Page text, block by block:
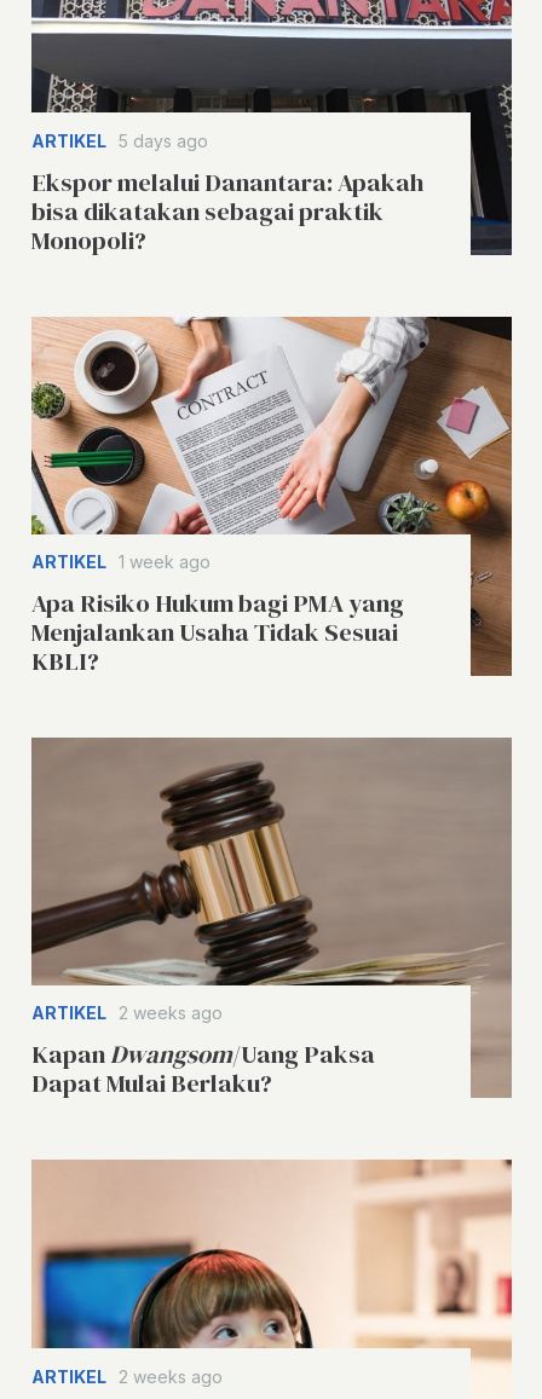
ARTIKEL 5 days ago
Ekspor melalui Danantara: Apakah
bisa dikatakan sebagai praktik
Monopoli?
ARTIKEL 1 week ago
Apa Risiko Hukum bagi PMA yang
Menjalankan Usaha Tidak Sesuai
KBLI?
ARTIKEL 2 weeks ago
KapanDwangsom/Uang Paksa
Dapat Mulai Berlaku?
ARTIKEL 2 weeks ago